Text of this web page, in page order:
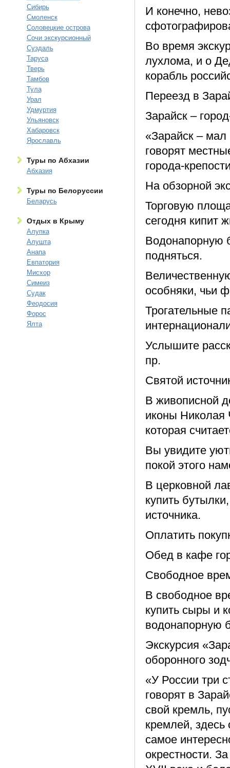
Сибирь
Смоленск
Соловецкие острова
Сочи экскурсионный
Суздаль
Таруса
Тверь
Тамбов
Тула
Урал
Удмуртия
Ульяновск
Хабаровск
Ярославль
Туры по Абхазии
Абхазия
Туры по Белоруссии
Беларусь
Отдых в Крыму
Алупка
Алушта
Анапа
Евпатория
Мисхор
Симеиз
Судак
Феодосия
Форос
Ялта
И конечно,
Во время
лухлома, и о
корабль
Переезд в
Зарайск –
«Зарайск –
говорят
города-
На обзорной
Торговую
сегодня кипит
Водонапорную
подняться.
особняки, чьи
Трогательные
Услышите
пр.
Святой
В живописной
иконы Николая
которая
Вы увидите
покой этого
В церковной
купить
источника.
Оплатить
Обед в кафе
Свободное
В свободное
купить сыры и
водонапорную
Экскурсия
оборонного
«У России три
говорят в
свой кремль,
кремлей, здесь
самое
окрестности.